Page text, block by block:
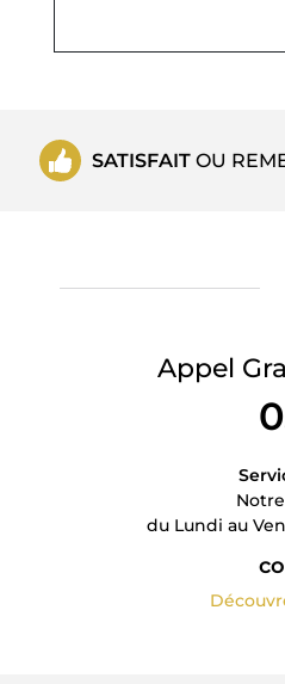
SATISFAIT OU
Appel
du Lundi au